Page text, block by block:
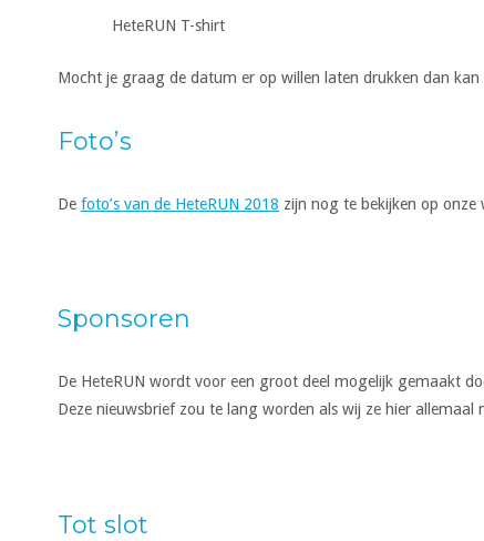
HeteRUN T-shirt
Mocht je graag de datum er op willen laten drukken dan kan
Foto’s
De foto’s van de HeteRUN 2018 zijn nog te bekijken op onze
Sponsoren
De HeteRUN wordt voor een groot deel mogelijk gemaakt
Deze nieuwsbrief zou te lang worden als wij ze hier allemaal
Tot slot